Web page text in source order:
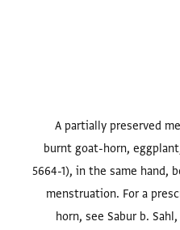
A partially preserved
burnt goat-horn,
5664-1), in the same hand,
menstruation. For a
horn, see Sabur b.